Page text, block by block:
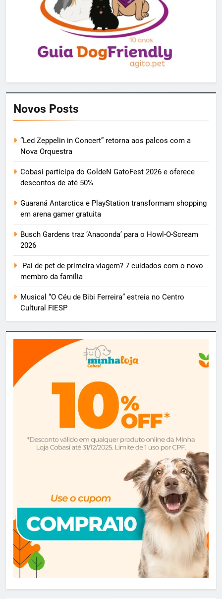
Novos Posts
“Led Zeppelin in Concert” retorna aos palcos com a
Nova Orquestra
Cobasi participa do GoldeN GatoFest 2026 e oferece
descontos de até 50%
Guaraná Antarctica e PlayStation transformam shopping
em arena gamer gratuita
Busch Gardens traz ‘Anaconda’ para o Howl-O-Scream
2026
Pai de pet de primeira viagem? 7 cuidados com o novo
membro da família
Musical “O Céu de Bibi Ferreira” estreia no Centro
Cultural FIESP